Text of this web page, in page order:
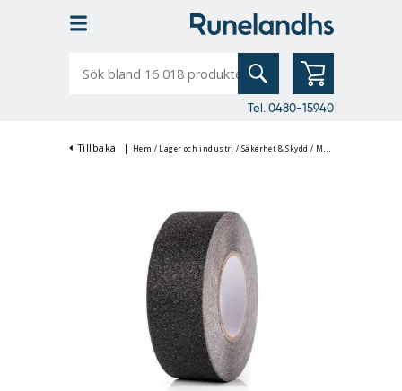
bland
Tel. 0480-15940
Tillbaka | Hem / Lager och industri / Säkerhet & Skydd / Markering & Halkskyddstejp